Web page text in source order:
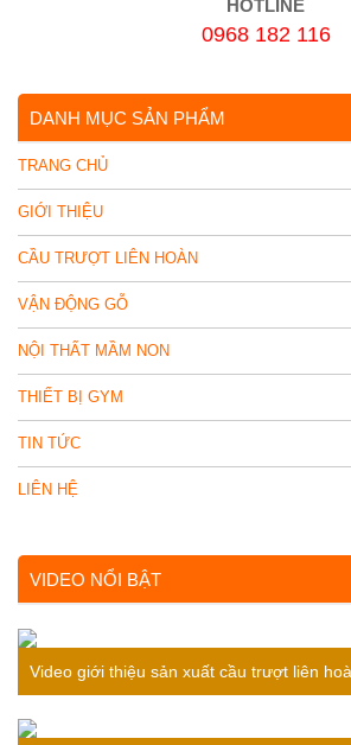
HOTLINE
0968 182 116
DANH MỤC SẢN PHẨM
TRANG CHỦ
GIỚI THIỆU
CẦU TRƯỢT LIÊN HOÀN
VẬN ĐỘNG GỖ
NỘI THẤT MẦM NON
THIẾT BỊ GYM
TIN TỨC
LIÊN HỆ
VIDEO NỔI BẬT
Video giới thiệu sản xuất cầu trượt liên
bé